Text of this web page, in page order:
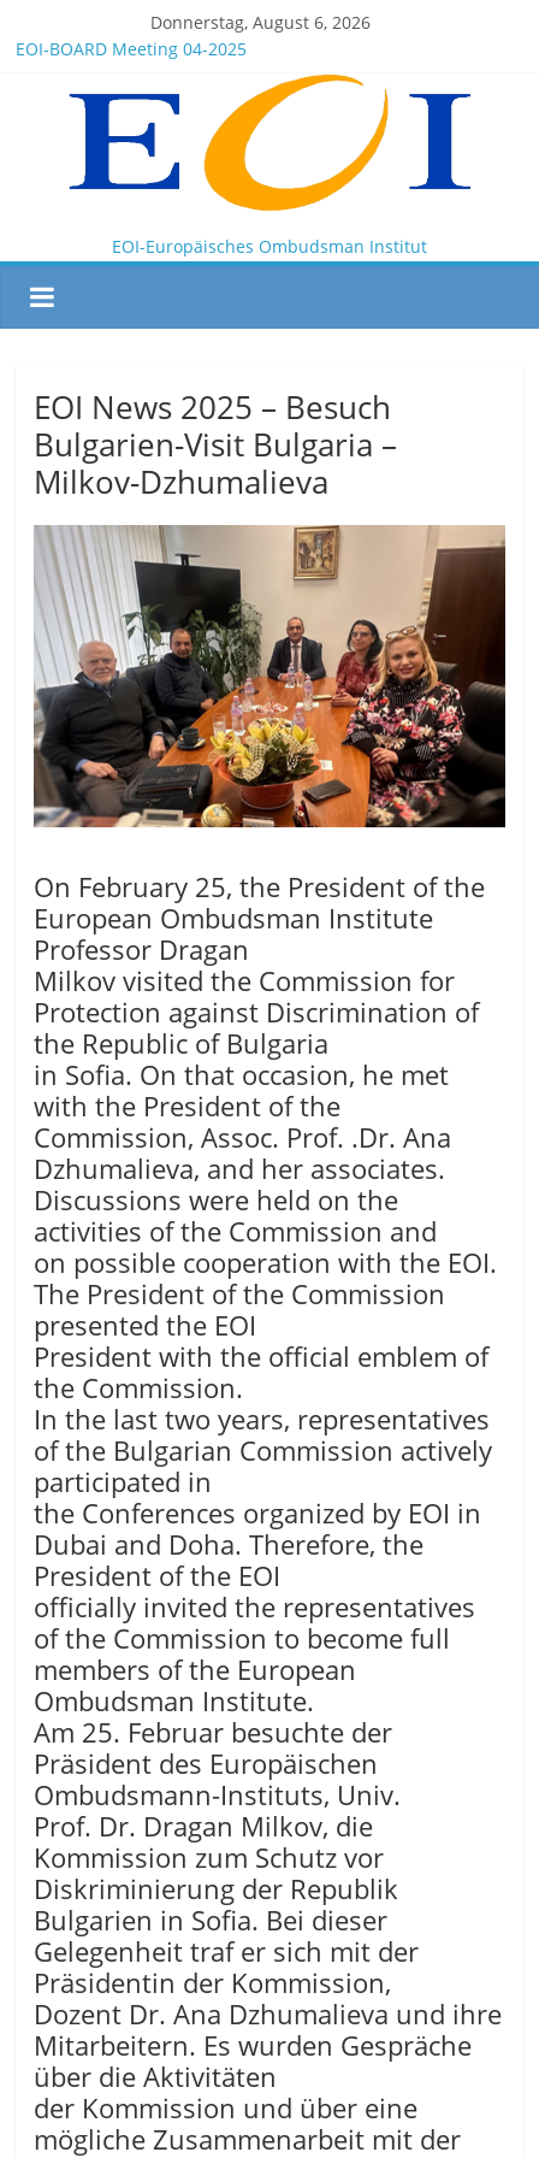
Donnerstag, August 6, 2026
EOI-BOARD Meeting 04-2025
News for members of the EOI
EOI – General ASSEMBLY 2025 10 28
President Milkov participated in the Doha Conference on
Artificial Intelligence and Human Rights
EOI-Europäisches Ombudsman Institut
EOI News 2025 – Besuch
Bulgarien-Visit Bulgaria –
Milkov-Dzhumalieva
On February 25, the President of the
European Ombudsman Institute
Professor Dragan
Milkov visited the Commission for
Protection against Discrimination of
the Republic of Bulgaria
in Sofia. On that occasion, he met
with the President of the
Commission, Assoc. Prof. .Dr. Ana
Dzhumalieva, and her associates.
Discussions were held on the
activities of the Commission and
on possible cooperation with the EOI.
The President of the Commission
presented the EOI
President with the official emblem of
the Commission.
In the last two years, representatives
of the Bulgarian Commission actively
participated in
the Conferences organized by EOI in
Dubai and Doha. Therefore, the
President of the EOI
officially invited the representatives
of the Commission to become full
members of the European
Ombudsman Institute.
Am 25. Februar besuchte der
Präsident des Europäischen
Ombudsmann-Instituts, Univ.
Prof. Dr. Dragan Milkov, die
Kommission zum Schutz vor
Diskriminierung der Republik
Bulgarien in Sofia. Bei dieser
Gelegenheit traf er sich mit der
Präsidentin der Kommission,
Dozent Dr. Ana Dzhumalieva und ihre
Mitarbeitern. Es wurden Gespräche
über die Aktivitäten
der Kommission und über eine
mögliche Zusammenarbeit mit der